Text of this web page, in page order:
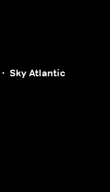
Sky Atlantic